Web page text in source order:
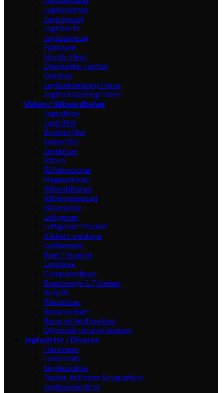
Jagtundertøj
Jagtregntøj
Jagtshorts
Jagtbørnetøj
Fjällräven
Nordic Heat
Deerhunter Jagttøj
Outdoor
Jagtbeklædning Herre
Jagtbeklædning Dame
Våben / Våbentilbehør
Jagtvåben
Jagtriffel
Brugte rifler
Salonriffel
Jagtknive
Våben
Riffelpatroner
Haglpatroner
Våbentilbehør
Våben rensesæt
Våbenpleje
Luftgevær
Luftgevær tilbehør
Kikkert montage
Lyddæmper
Buer / buegrej
Langbuer
Compoundbuer
Buestrenge & Tilbehør
Buepile
Pilespidser
Recurve Buer
Recurve field bueben
Olympisk recurve bueben
Jagtudstyr / Diverse
Høreværn
Lokkekald
Skydestokke
Tasker, kufferter & rygsække
Jagthundeudstyr